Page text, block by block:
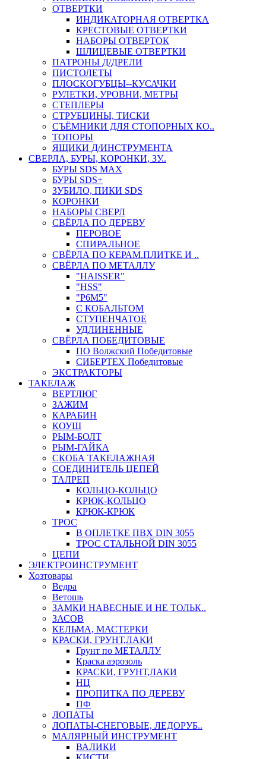
ОТВЕРТКИ
ИНДИКАТОРНАЯ ОТВЕРТКА
КРЕСТОВЫЕ ОТВЕРТКИ
НАБОРЫ ОТВЕРТОК
ШЛИЦЕВЫЕ ОТВЕРТКИ
ПАТРОНЫ Д/ДРЕЛИ
ПИСТОЛЕТЫ
ПЛОСКОГУБЦЫ--КУСАЧКИ
РУЛЕТКИ, УРОВНИ, МЕТРЫ
СТЕПЛЕРЫ
СТРУБЦИНЫ, ТИСКИ
СЪЁМНИКИ ДЛЯ СТОПОРНЫХ КО..
ТОПОРЫ
ЯЩИКИ Д/ИНСТРУМЕНТА
СВЕРЛА, БУРЫ, КОРОНКИ, ЗУ..
БУРЫ SDS MAX
БУРЫ SDS+
ЗУБИЛО, ПИКИ SDS
КОРОНКИ
НАБОРЫ СВЕРЛ
СВЁРЛА ПО ДЕРЕВУ
ПЕРОВОЕ
СПИРАЛЬНОЕ
СВЁРЛА ПО КЕРАМ.ПЛИТКЕ И ..
СВЁРЛА ПО МЕТАЛЛУ
"HAISSER"
"HSS"
"Р6М5"
С КОБАЛЬТОМ
СТУПЕНЧАТОЕ
УДЛИНЕННЫЕ
СВЁРЛА ПОБЕДИТОВЫЕ
ПО Волжский Победитовые
СИБЕРТЕХ Победитовые
ЭКСТРАКТОРЫ
ТАКЕЛАЖ
ВЕРТЛЮГ
ЗАЖИМ
КАРАБИН
КОУШ
РЫМ-БОЛТ
РЫМ-ГАЙКА
СКОБА ТАКЕЛАЖНАЯ
СОЕДИНИТЕЛЬ ЦЕПЕЙ
ТАЛРЕП
КОЛЬЦО-КОЛЬЦО
КРЮК-КОЛЬЦО
КРЮК-КРЮК
ТРОС
В ОПЛЕТКЕ ПВХ DIN 3055
ТРОС СТАЛЬНОЙ DIN 3055
ЦЕПИ
ЭЛЕКТРОИНСТРУМЕНТ
Хозтовары
Ведра
Ветошь
ЗАМКИ НАВЕСНЫЕ И НЕ ТОЛЬК..
ЗАСОВ
КЕЛЬМА, МАСТЕРКИ
КРАСКИ, ГРУНТ,ЛАКИ
Грунт по МЕТАЛЛУ
Краска аэрозоль
КРАСКИ, ГРУНТ,ЛАКИ
НЦ
ПРОПИТКА ПО ДЕРЕВУ
ПФ
ЛОПАТЫ
ЛОПАТЫ-СНЕГОВЫЕ, ЛЕДОРУБ..
МАЛЯРНЫЙ ИНСТРУМЕНТ
ВАЛИКИ